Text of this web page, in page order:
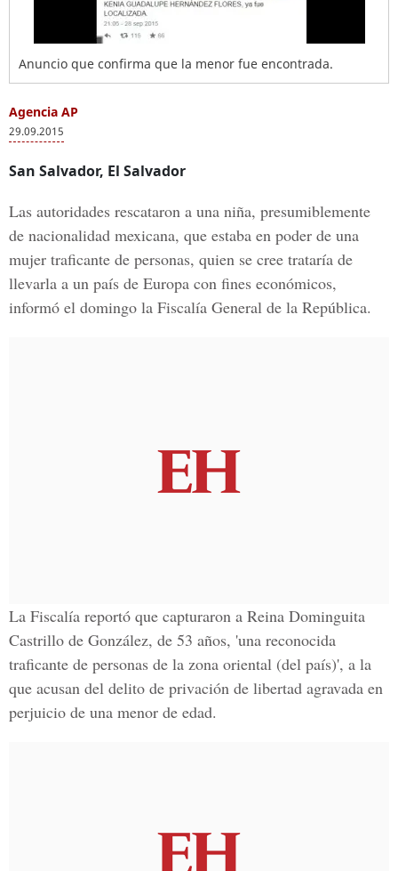
Anuncio que confirma que la menor fue encontrada.
Agencia AP
29.09.2015
San Salvador, El Salvador
Las autoridades rescataron a una niña, presumiblemente
de nacionalidad mexicana, que estaba en poder de una
mujer traficante de personas, quien se cree trataría de
llevarla a un país de Europa con fines económicos,
informó el domingo la Fiscalía General de la República.
La Fiscalía reportó que capturaron a Reina Dominguita
Castrillo de González, de 53 años, 'una reconocida
traficante de personas de la zona oriental (del país)', a la
que acusan del delito de privación de libertad agravada en
perjuicio de una menor de edad.